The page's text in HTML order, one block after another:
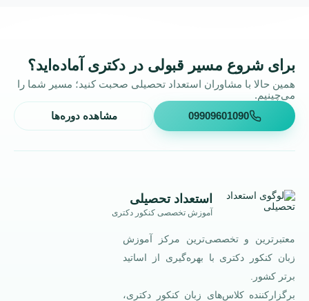
برای شروع مسیر قبولی در دکتری آماده‌اید؟
همین حالا با مشاوران استعداد تحصیلی صحبت کنید؛ مسیر شما را
می‌چینیم.
09909601090 مشاهده دوره‌ها
استعداد تحصیلی
آموزش تخصصی کنکور دکتری
معتبرترین و تخصصی‌ترین مرکز آموزش
زبان کنکور دکتری با بهره‌گیری از اساتید
برتر کشور.
برگزارکننده کلاس‌های زبان کنکور دکتری،